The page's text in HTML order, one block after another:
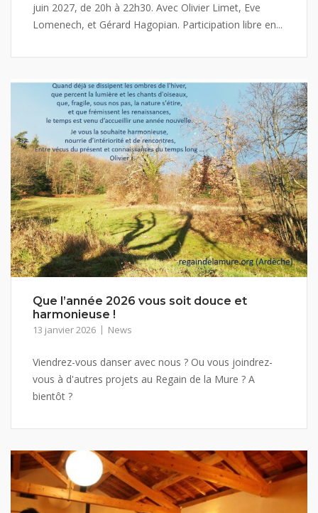
juin 2027, de 20h à 22h30. Avec Olivier Limet, Eve
Lomenech, et Gérard Hagopian. Participation libre en...
Que l’année 2026 vous soit douce et
harmonieuse !
13 janvier 2026 News
Viendrez-vous danser avec nous ? Ou vous joindrez-
vous à d'autres projets au Regain de la Mure ? A
bientôt ?